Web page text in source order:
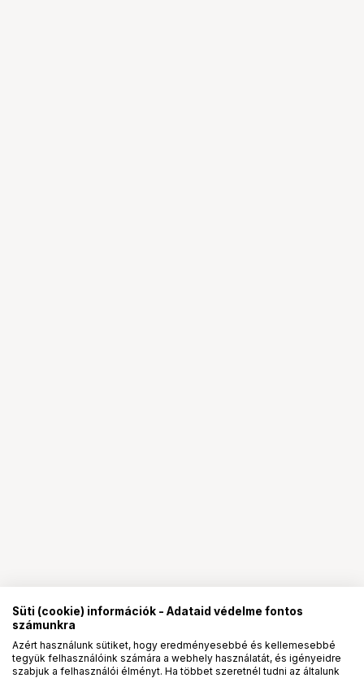
Süti (cookie) információk - Adataid védelme fontos
számunkra
Azért használunk sütiket, hogy eredményesebbé és kellemesebbé
tegyük felhasználóink számára a webhely használatát, és igényeidre
szabjuk a felhasználói élményt. Ha többet szeretnél tudni az általunk